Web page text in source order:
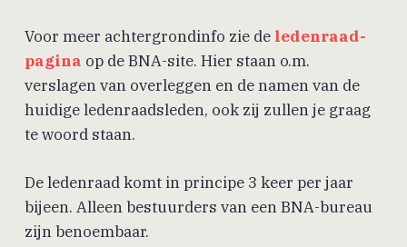
Voor meer achtergrondinfo zie de ledenraad-
pagina op de BNA-site. Hier staan o.m.
verslagen van overleggen en de namen van de
huidige ledenraadsleden, ook zij zullen je graag
te woord staan.
De ledenraad komt in principe 3 keer per jaar
bijeen. Alleen bestuurders van een BNA-bureau
zijn benoembaar.